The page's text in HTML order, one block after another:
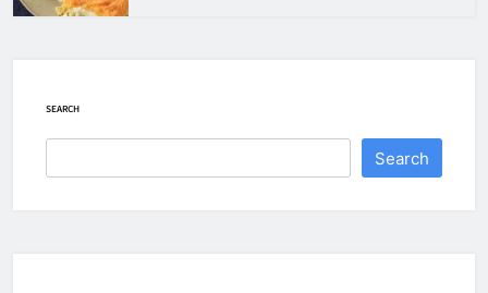
SEARCH
Search